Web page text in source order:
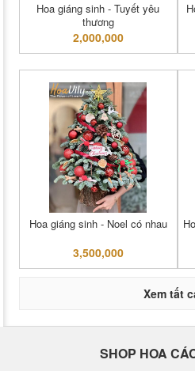
Hoa giáng sinh - Tuyết yêu
thương
2,000,000
Hoa giáng sinh - Noel có nhau
3,500,000
Xem tất
SHOP HOA